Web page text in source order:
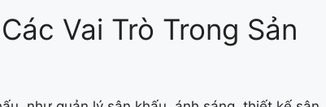
Vai Trò Trong Sản